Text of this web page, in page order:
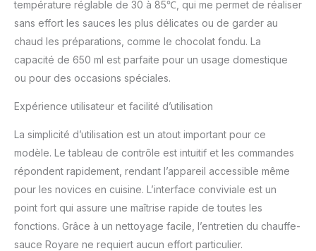
température réglable de 30 à 85℃, qui me permet de réaliser
sans effort les sauces les plus délicates ou de garder au
chaud les préparations, comme le chocolat fondu. La
capacité de 650 ml est parfaite pour un usage domestique
ou pour des occasions spéciales.
Expérience utilisateur et facilité d’utilisation
La simplicité d’utilisation est un atout important pour ce
modèle. Le tableau de contrôle est intuitif et les commandes
répondent rapidement, rendant l’appareil accessible même
pour les novices en cuisine. L’interface conviviale est un
point fort qui assure une maîtrise rapide de toutes les
fonctions. Grâce à un nettoyage facile, l’entretien du chauffe-
sauce Royare ne requiert aucun effort particulier.